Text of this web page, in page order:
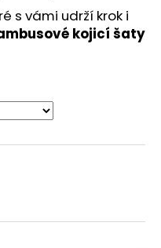
s vámi udrží krok i
kojicí šaty